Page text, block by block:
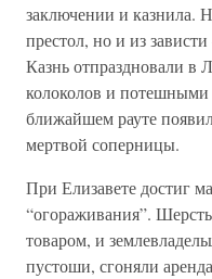
заключении и казнила.
престол, но и из
Казнь отпраздновали в
колоколов и потешными
ближайшем рауте
мертвой соперницы.
При Елизавете достиг
“огораживания”.
товаром, и
пустоши, сгоняли